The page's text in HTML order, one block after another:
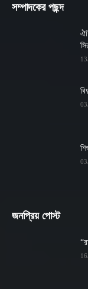
সম্পাদকের পছন্দ
জনপ্রিয় পোস্ট